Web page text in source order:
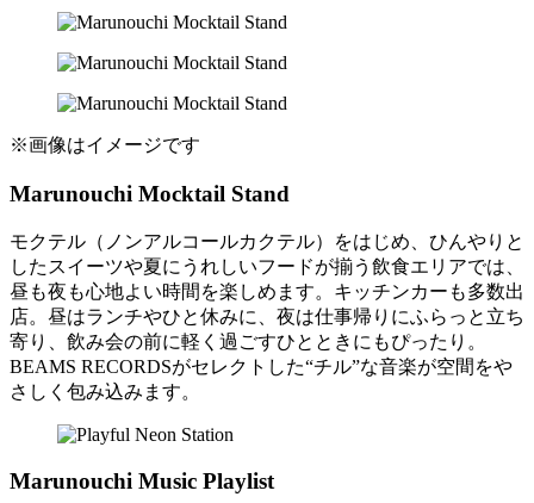
※画像はイメージです
Marunouchi Mocktail Stand
モクテル（ノンアルコールカクテル）をはじめ、ひんやりと
したスイーツや夏にうれしいフードが揃う飲食エリアでは、
昼も夜も心地よい時間を楽しめます。キッチンカーも多数出
店。昼はランチやひと休みに、夜は仕事帰りにふらっと立ち
寄り、飲み会の前に軽く過ごすひとときにもぴったり。
BEAMS RECORDSがセレクトした“チル”な音楽が空間をや
さしく包み込みます。
Marunouchi Music Playlist